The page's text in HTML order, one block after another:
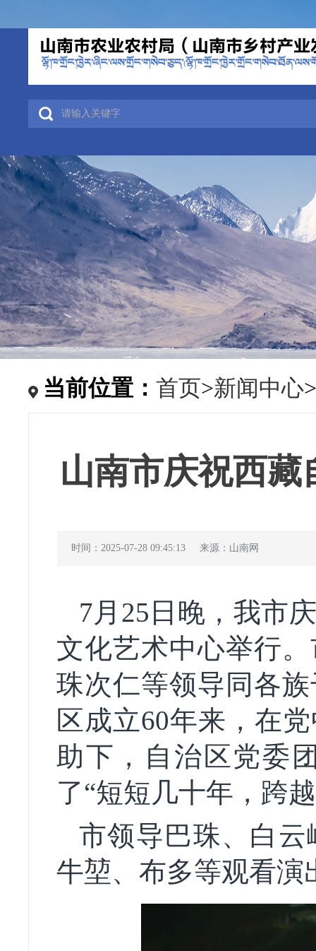
当前位置： 首页>新闻中心>
山南市庆祝西藏
时间：2025-07-28 09:45:13 来源：山南网
7月25日晚，我市
文化艺术中心举行
珠次仁等领导同各
区成立60年来，在
助下，自治区党委
了“短短几十年，跨
市领导巴珠、白
牛堃、布多等观看演